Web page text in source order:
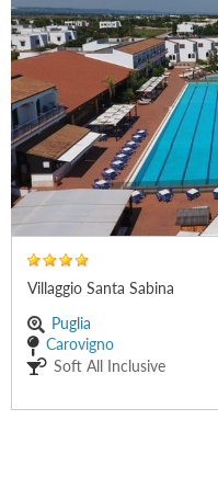
Villaggio Santa Sabina
Puglia
Carovigno
Soft All Inclusive